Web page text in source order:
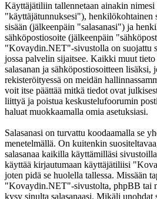
Käyttäjätiliin tallennetaan ainakin nimesi
"käyttäjätunnuksesi"), henkilökohtainen
sisään (jälkeenpäin "salasanasi") ja
sähköpostiosoite (jälkeenpäin
"Kovaydin.NET"-sivustolla on suojattu
jossa palvelin sijaitsee. Kaikki muut
salasanan ja sähköpostiosoitteen lisäksi,
rekisteröityessä on meidän
voit itse päättää mitkä tiedot ovat
liittyä ja poistua keskustelufoorumin
haluat muokkaamalla omia asetuksiasi.
Salasanasi on turvattu koodaamalla se
menetelmällä. On kuitenkin
salasanaa kaikilla käyttämilläsi
käyttää kirjautumaan käyttäjätiliisi
joten pidä se huolella tallessa. Missään
"Kovaydin.NET"-sivustolta, phpBB tai
kysy sinulta salasanaasi. Mikäli unohdat